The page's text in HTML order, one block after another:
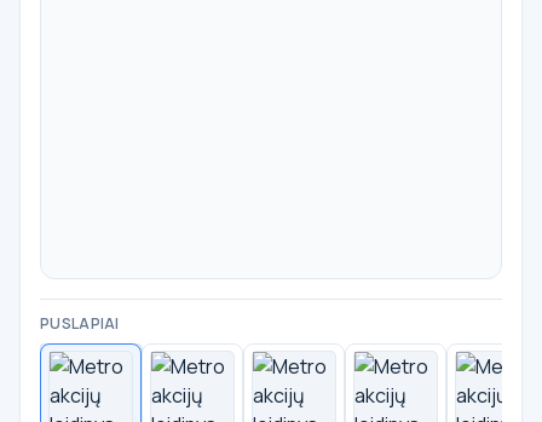
PUSLAPIAI